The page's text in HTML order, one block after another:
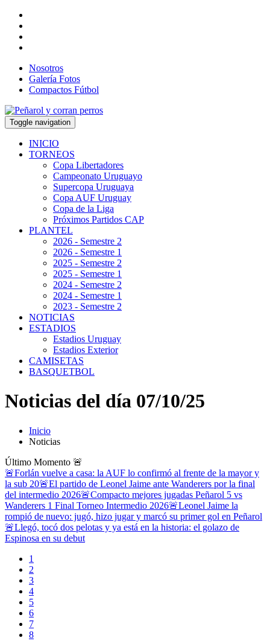
Nosotros
Galería Fotos
Compactos Fútbol
Toggle navigation
INICIO
TORNEOS
Copa Libertadores
Campeonato Uruguayo
Supercopa Uruguaya
Copa AUF Uruguay
Copa de la Liga
Próximos Partidos CAP
PLANTEL
2026 - Semestre 2
2026 - Semestre 1
2025 - Semestre 2
2025 - Semestre 1
2024 - Semestre 2
2024 - Semestre 1
2023 - Semestre 2
NOTICIAS
ESTADIOS
Estadios Uruguay
Estadios Exterior
CAMISETAS
BASQUETBOL
Noticias del día 07/10/25
Inicio
Noticias
Último Momento 🚨
🚨Forlán vuelve a casa: la AUF lo confirmó al frente de la mayor y
la sub 20🚨El partido de Leonel Jaime ante Wanderers por la final
del intermedio 2026🚨Compacto mejores jugadas Peñarol 5 vs
Wanderers 1 Final Torneo Intermedio 2026🚨Leonel Jaime la
rompió de nuevo: jugó, hizo jugar y marcó su primer gol en Peñarol
🚨Llegó, tocó dos pelotas y ya está en la historia: el golazo de
Espinosa en su debut
1
2
3
4
5
6
7
8